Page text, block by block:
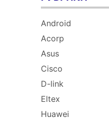
Android
Acorp
Asus
Cisco
D-link
Eltex
Huawei